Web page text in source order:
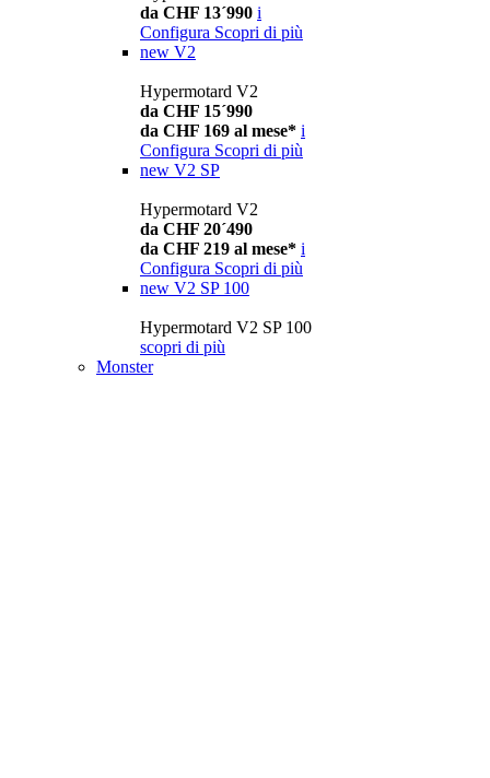
da CHF 13´990 i
Configura Scopri di più
new V2
Hypermotard V2
da CHF 15´990
da CHF 169 al mese* i
Configura Scopri di più
new V2 SP
Hypermotard V2
da CHF 20´490
da CHF 219 al mese* i
Configura Scopri di più
new V2 SP 100
Hypermotard V2 SP 100
scopri di più
Monster